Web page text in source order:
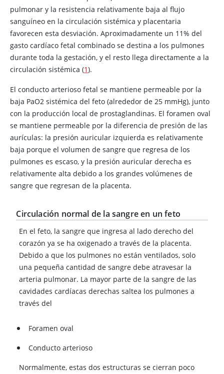
pulmonar y la resistencia relativamente baja al flujo
sanguíneo en la circulación sistémica y placentaria
favorecen esta desviación. Aproximadamente un 11% del
gasto cardíaco fetal combinado se destina a los pulmones
durante toda la gestación, y el resto llega directamente a la
circulación sistémica (1).
El conducto arterioso fetal se mantiene permeable por la
baja PaO2 sistémica del feto (alrededor de 25 mmHg), junto
con la producción local de prostaglandinas. El foramen oval
se mantiene permeable por la diferencia de presión de las
aurículas: la presión auricular izquierda es relativamente
baja porque el volumen de sangre que regresa de los
pulmones es escaso, y la presión auricular derecha es
relativamente alta debido a los grandes volúmenes de
sangre que regresan de la placenta.
Circulación normal de la sangre en un feto
En el feto, la sangre que ingresa al lado derecho del
corazón ya se ha oxigenado a través de la placenta.
Debido a que los pulmones no están ventilados, solo
una pequeña cantidad de sangre debe atravesar la
arteria pulmonar. La mayor parte de la sangre de las
cavidades cardíacas derechas saltea los pulmones a
través del
Foramen oval
Conducto arterioso
Normalmente, estas dos estructuras se cierran poco